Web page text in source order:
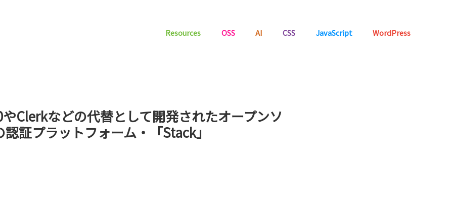
Resources OSS AI CSS JavaScript WordPress
Clerkなどの代替として開発されたオープンソ
認証プラットフォーム・「Stack」